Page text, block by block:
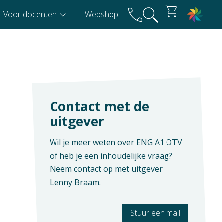
Voor docenten Webshop
Contact met de
uitgever
Wil je meer weten over ENG A1 OTV
of heb je een inhoudelijke vraag?
Neem contact op met uitgever
Lenny Braam.
Stuur een mail